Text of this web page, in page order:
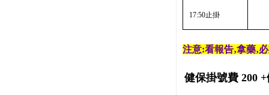
17:50止掛
注意:看報告‚拿藥‚
健保掛號費 200 +